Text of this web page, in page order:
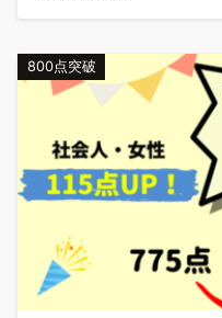
800点突破